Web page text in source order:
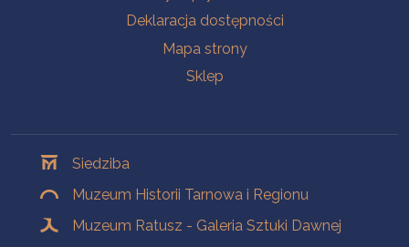
Deklaracja dostępności
Mapa strony
Sklep
Siedziba
Muzeum Historii Tarnowa i Regionu
Muzeum Ratusz - Galeria Sztuki Dawnej